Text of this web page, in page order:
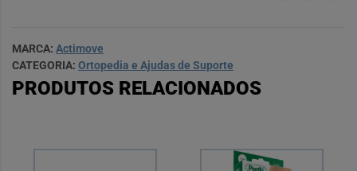
MARCA: Actimove
CATEGORIA: Ortopedia e Ajudas de Suporte
PRODUTOS RELACIONADOS